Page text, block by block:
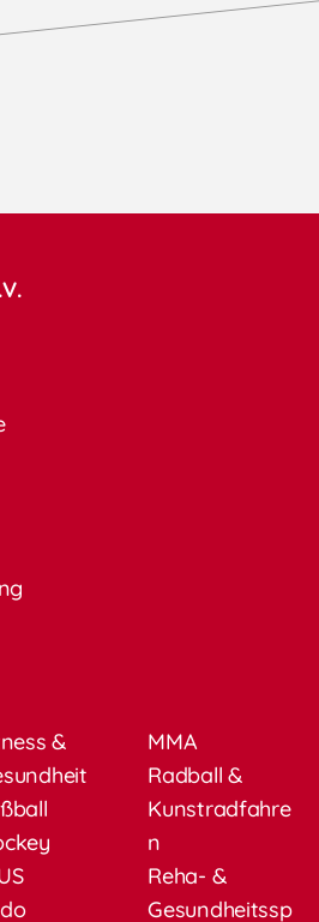
&
MMA
Radball &
Kunstradfahre
n
Reha- &
Gesundheitssp